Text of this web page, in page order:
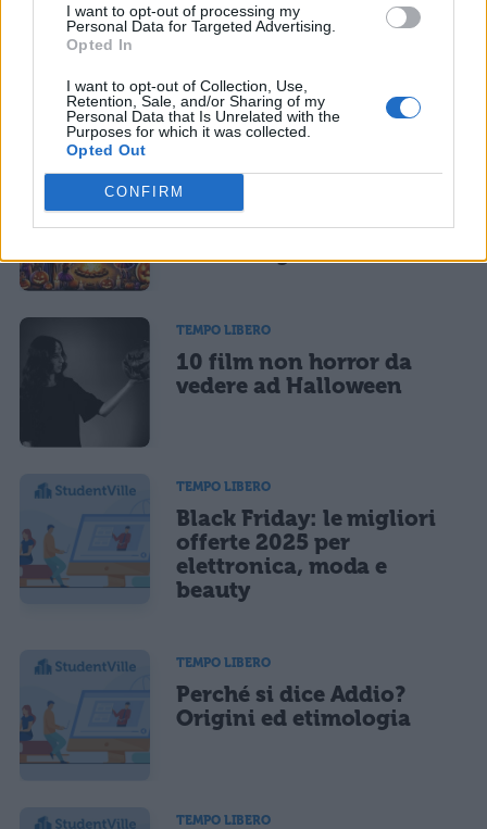
I want to opt-out of processing my
Personal Data for Targeted Advertising.
Opted In
I want to opt-out of Collection, Use,
Retention, Sale, and/or Sharing of my
Personal Data that Is Unrelated with the
Purposes for which it was collected.
Opted Out
CONFIRM
TEMPO LIBERO
brividi
TEMPO LIBERO
Cosa fare ad Halloween
2025: idee per la notte
TEMPO LIBERO
10 film non horror da
vedere ad Halloween
TEMPO LIBERO
Black Friday: le migliori
offerte 2025 per
elettronica, moda e
beauty
TEMPO LIBERO
Perché si dice Addio?
Origini ed etimologia
TEMPO LIBERO